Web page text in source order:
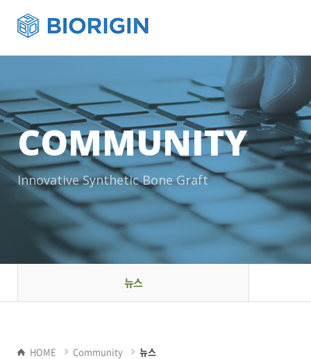
COMMUNITY
Innovative Synthetic Bone Graft
뉴스
HOME Community 뉴스